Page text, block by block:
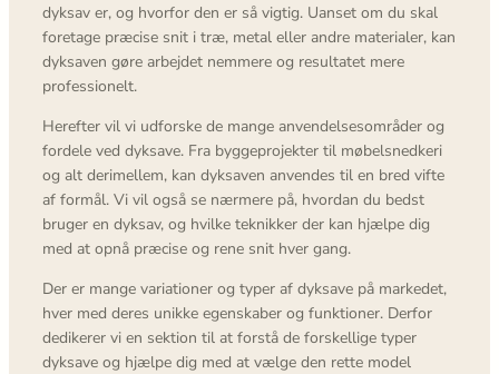
dyksav er, og hvorfor den er så vigtig. Uanset om du skal
foretage præcise snit i træ, metal eller andre materialer, kan
dyksaven gøre arbejdet nemmere og resultatet mere
professionelt.
Herefter vil vi udforske de mange anvendelsesområder og
fordele ved dyksave. Fra byggeprojekter til møbelsnedkeri
og alt derimellem, kan dyksaven anvendes til en bred vifte
af formål. Vi vil også se nærmere på, hvordan du bedst
bruger en dyksav, og hvilke teknikker der kan hjælpe dig
med at opnå præcise og rene snit hver gang.
Der er mange variationer og typer af dyksave på markedet,
hver med deres unikke egenskaber og funktioner. Derfor
dedikerer vi en sektion til at forstå de forskellige typer
dyksave og hjælpe dig med at vælge den rette model